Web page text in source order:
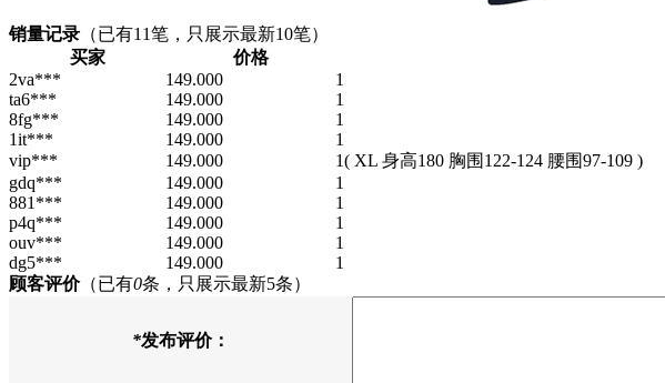
销量记录 （已有11笔，只展示最新10笔）
买家
价格
2va***
149.000 1
ta6***
149.000 1
8fg***
149.000 1
1it***
149.000 1
vip***
149.000 1( XL 身高180 胸围122-124 腰围97-109 )
gdq***
149.000 1
881***
149.000 1
p4q***
149.000 1
ouv***
149.000 1
dg5***
149.000 1
顾客评价（已有0条，只展示最新5条）
*发布评价：